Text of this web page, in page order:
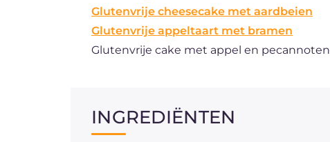
Glutenvrije cheesecake met aardbeien
Glutenvrije appeltaart met bramen
Glutenvrije cake met appel en pecannoten
INGREDIËNTEN